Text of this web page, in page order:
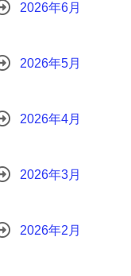
2026年6月
2026年5月
2026年4月
2026年3月
2026年2月